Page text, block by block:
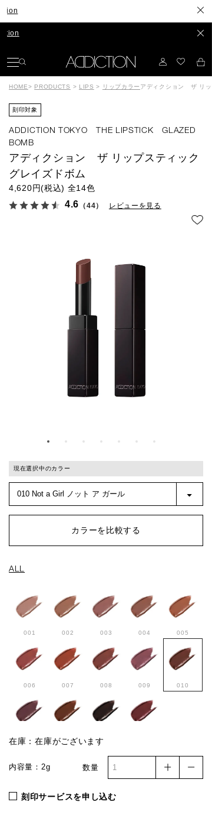
長年
発色
HOME> PRODUCTS > LIPS > リップカラー アディクション ザ リッ
刻印対象
ADDICTION TOKYO THE LIPSTICK GLAZED
BOMB
アディクション ザ リップスティック
グレイズドボム
4,620円(税込) 全14色
4.6 （44） レビューを見る
現在選択中のカラー
カラーを比較する
ALL
001 002 003 004 005
006 007 008 009 010
011 012 013
在庫：在庫がございます
内容量：2g 数量
刻印サービスを申し込む